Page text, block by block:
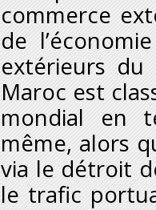
commerce
de
extérieurs
Maroc est
mondial en
même, alors
via le détroit
le trafic